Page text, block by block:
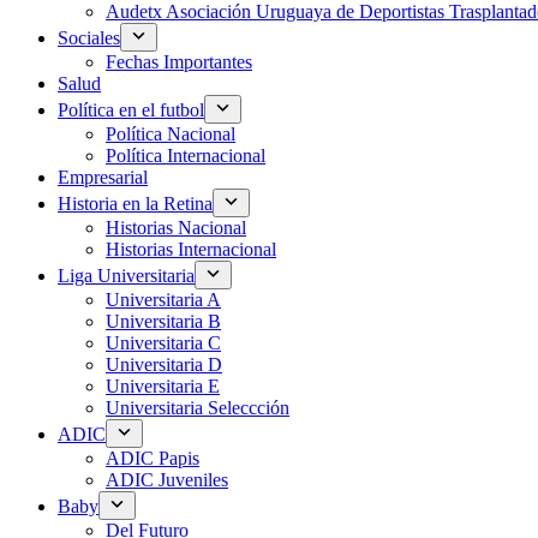
Audetx Asociación Uruguaya de Deportistas
Sociales
Fechas Importantes
Salud
Política en el futbol
Política Nacional
Política Internacional
Empresarial
Historia en la Retina
Historias Nacional
Historias Internacional
Liga Universitaria
Universitaria A
Universitaria B
Universitaria C
Universitaria D
Universitaria E
Universitaria Seleccción
ADIC
ADIC Papis
ADIC Juveniles
Baby
Del Futuro